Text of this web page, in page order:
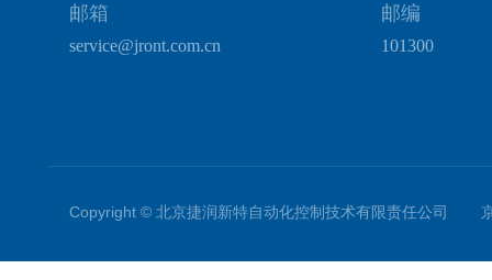
邮箱
service@jront.com.cn
邮编
101300
Copyright © 北京捷润新特自动化控制技术有限责任公司